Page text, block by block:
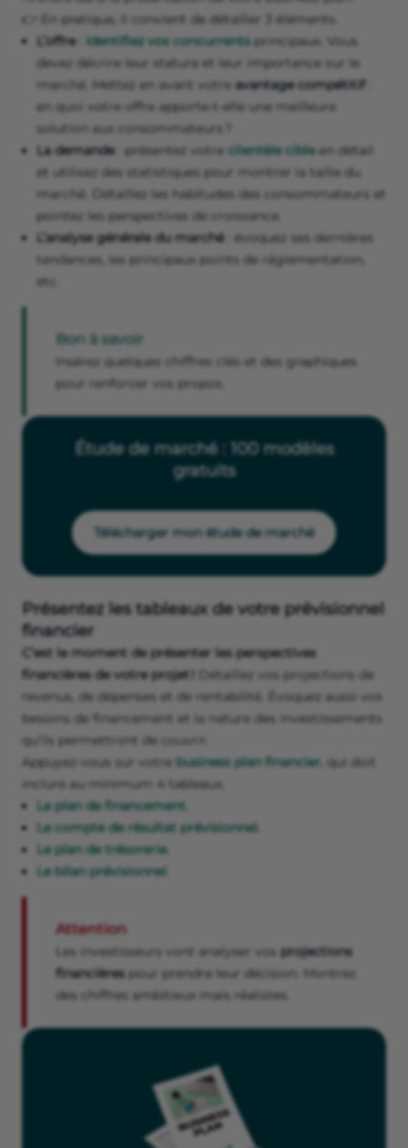
👉 En pratique, il convient de détailler 3 éléments.
L’offre: Identifiez vos concurrents principaux. Vous
devez décrire leur stature et leur importance sur le
marché. Mettez en avant votre avantage compétitif
en quoi votre offre apporte-t-elle une meilleure
solution aux consommateurs ?
La demande: présentez votre clientèle cibleen détail
et utilisez des statistiques pour montrer la taille du
marché. Détaillez les habitudes des consommateurs et
pointez les perspectives de croissance.
L’analyse générale du marché : évoquez ses dernières
tendances, les principaux points de réglementation,
etc.
Bon à savoir
Insérez quelques chiffres clés et des graphiques
pour renforcer vos propos.
Étude de marché : 100 modèles
gratuits
Télécharger mon étude de marché
Présentez les tableaux de votre prévisionnel
financier
C’est le moment de présenter les perspectives
financières de votre projet !
Détaillez vos projections de
revenus, de dépenses et de rentabilité. Évoquez aussi vos
besoins de financement et la nature des investissements
qu’ils permettront de couvrir.
Appuyez-vous sur votre business plan financier , qui doit
inclure au minimum 4 tableaux.
Le plan de financement
Le compte de résultat prévisionnel
Le plan de trésorerie.
Le bilan prévisionnel
Attention
Les investisseurs vont analyser vos projections
financières pour prendre leur décision. Montrez
des chiffres ambitieux mais réalistes.